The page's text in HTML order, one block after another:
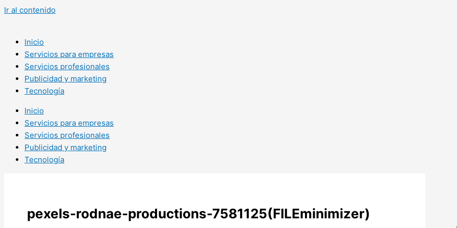
Ir al contenido
Inicio
Servicios para empresas
Servicios profesionales
Publicidad y marketing
Tecnología
Inicio
Servicios para empresas
Servicios profesionales
Publicidad y marketing
Tecnología
pexels-rodnae-productions-7581125(FILEminimizer)